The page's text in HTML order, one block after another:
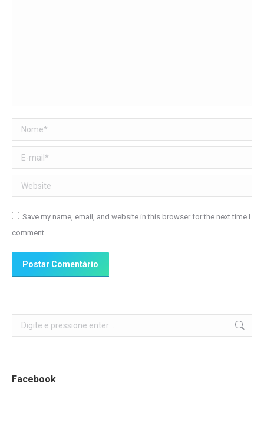
Nome *
E-mail *
Website
Save my name, email, and website in this browser for the next time I
comment.
Postar Comentário
Search:
Facebook